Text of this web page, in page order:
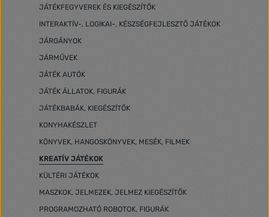
JÁTÉKFEGYVEREK ÉS KIEGÉSZÍTŐK
INTERAKTÍV-, LOGIKAI-, KÉSZSÉGFEJLESZTŐ JÁTÉKOK
JÁRGÁNYOK
JÁRMŰVEK
JÁTÉK AUTÓK
JÁTÉK ÁLLATOK, FIGURÁK
JÁTÉKBABÁK, KIEGÉSZÍTŐK
KONYHAKÉSZLET
KÖNYVEK, HANGOSKÖNYVEK, MESÉK, FILMEK
KREATÍV JÁTÉKOK
KÜLTÉRI JÁTÉKOK
MASZKOK, JELMEZEK, JELMEZ KIEGÉSZÍTŐK
PROGRAMOZHATÓ ROBOTOK, FIGURÁK